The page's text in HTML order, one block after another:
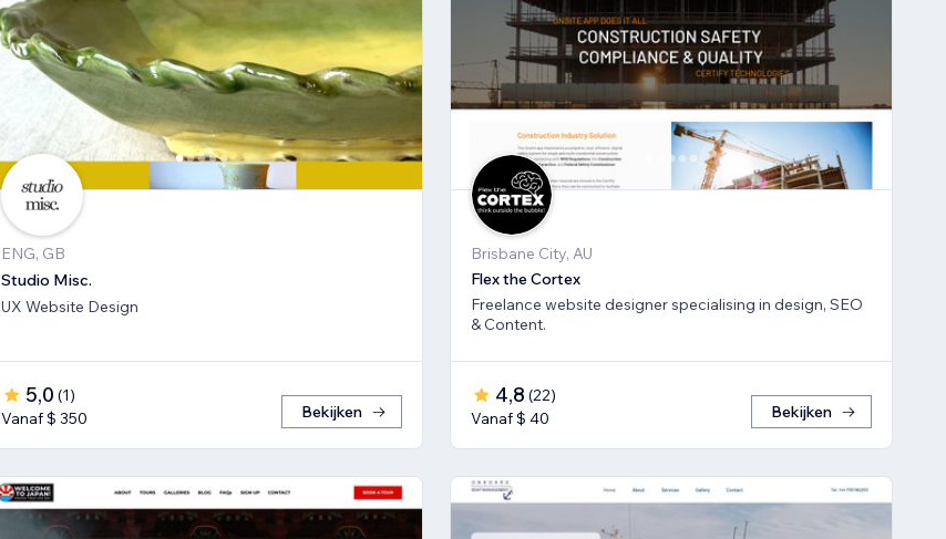
ENG, GB
Studio Misc.
UX Website Design
5,0 (1)
Vanaf $ 350
Bekijken
Brisbane City, AU
Flex the Cortex
Freelance website designer specialising in design, SEO
& Content.
4,8 (22)
Vanaf $ 40
Bekijken